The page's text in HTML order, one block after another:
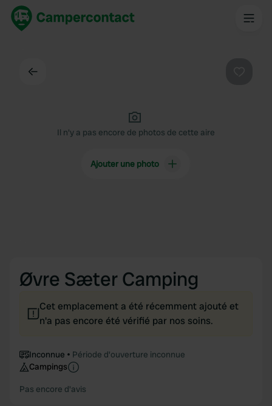
Il n'y a pas encore de photos de cette aire
Ajouter une photo
Øvre Sæter Camping
Cet emplacement a été récemment ajouté et
n'a pas encore été vérifié par nos soins.
Inconnue
Période d'ouverture inconnue
Campings
Pas encore d'avis